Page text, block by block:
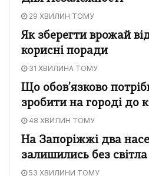
29 ХВИЛИН ТОМУ
Як зберегти врожай
корисні поради
31 ХВИЛИНА ТОМУ
Що обов’язково
зробити на городі до
48 ХВИЛИН ТОМУ
На Запоріжжі два
залишились без
53 ХВИЛИНИ ТОМУ